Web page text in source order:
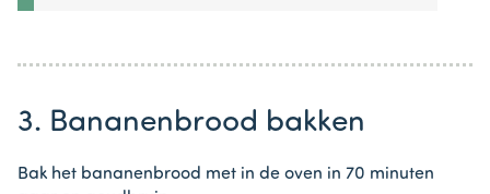
3. Bananenbrood bakken
Bak het bananenbrood met in de oven in 70 minuten